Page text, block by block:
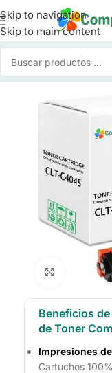
Skip to navigation
Skip to main content
Inicio/Toner para
Click to
Beneficios
de Toner
Impresiones
Cartuchos